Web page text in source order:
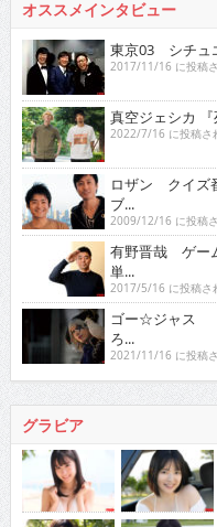
オススメインタビュー
東京03 シチュ
2017/11/16 に投稿
真空ジェシカ
2022/7/16 に投稿さ
ロザン クイズ
ブ...
2009/12/16 に投稿
有野晋哉 ゲー
単...
2017/5/16 に投稿さ
ゴー☆ジャス
ろ...
2021/11/16 に投稿
グラビア